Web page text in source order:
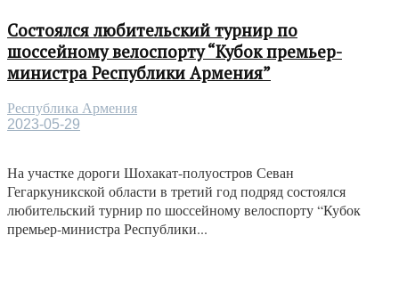
Состоялся любительский турнир по
шоссейному велоспорту “Кубок премьер-
министра Республики Армения”
Республика Армения
2023-05-29
На участке дороги Шохакат-полуостров Севан
Гегаркуникской области в третий год подряд состоялся
любительский турнир по шоссейному велоспорту “Кубок
премьер-министра Республики...